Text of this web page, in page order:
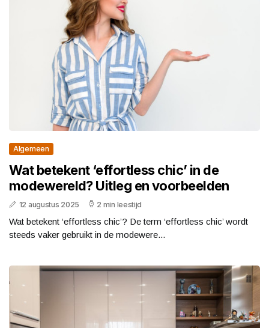
Algemeen
Wat betekent ‘effortless chic’ in de
modewereld? Uitleg en voorbeelden
12 augustus 2025 2 min leestijd
Wat betekent ‘effortless chic’? De term ‘effortless chic’ wordt
steeds vaker gebruikt in de modewere...